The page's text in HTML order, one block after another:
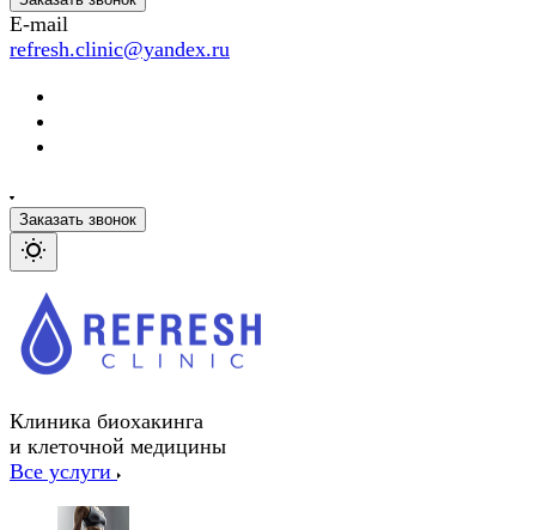
E-mail
refresh.clinic@yandex.ru
Заказать звонок
Клиника биохакинга
и клеточной медицины
Все услуги